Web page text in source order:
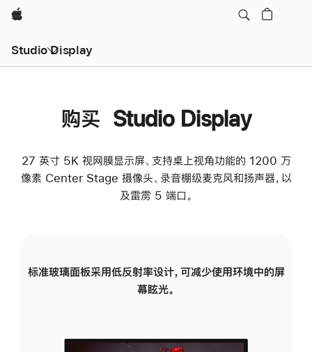
Apple
Studio Display
购买 Studio Display
27 英寸 5K 视网膜显示屏、支持桌上视角功能的 1200 万
像素 Center Stage 摄像头、录音棚级麦克风和扬声器，以
及雷雳 5 端口。
标准玻璃面板采用低反射率设计，可减少使用环境中的屏
幕眩光。